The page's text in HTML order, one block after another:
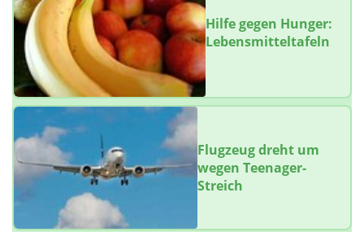
Hilfe gegen Hunger:
Lebensmitteltafeln
Flugzeug dreht um
wegen Teenager-
Streich